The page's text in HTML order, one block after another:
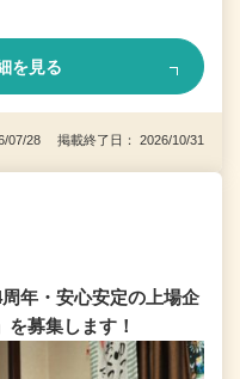
を見る
07/28 掲載終了日： 2026/10/31
年・安心安定の上場企
募集します！